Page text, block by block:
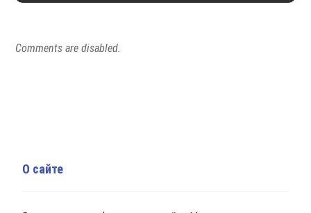
Comments are disabled.
О сайте